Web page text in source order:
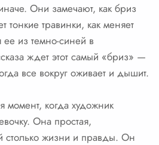
Они замечают, как бриз
тонкие травинки, как меняет
из темно-синей в
ждет этот самый «бриз» —
все вокруг оживает и дышит.
когда художник
Она простая,
столько жизни и правды. Он